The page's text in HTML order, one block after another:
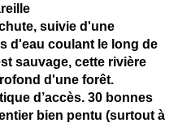
suivie d'une
d'eau coulant le long de
sauvage, cette rivière
d'une forêt.
d’accès. 30 bonnes
bien pentu (surtout à